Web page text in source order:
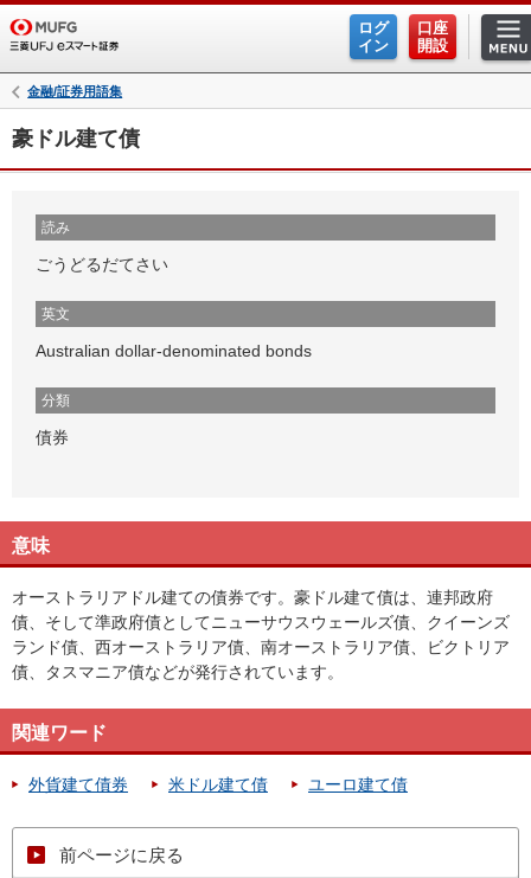
ログ
イン
口座
開設
金融/証券用語集
豪ドル建て債
読み
ごうどるだてさい
英文
Australian dollar-denominated bonds
分類
債券
意味
オーストラリアドル建ての債券です。豪ドル建て債は、連邦政府
債、そして準政府債としてニューサウスウェールズ債、クイーンズ
ランド債、西オーストラリア債、南オーストラリア債、ビクトリア
債、タスマニア債などが発行されています。
関連ワード
外貨建て債券 米ドル建て債 ユーロ建て債
前ページに戻る